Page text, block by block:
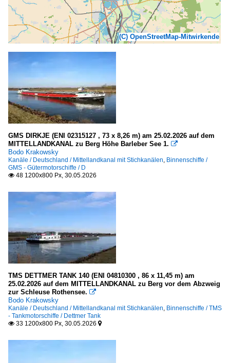
(C) OpenStreetMap-Mitwirkende
GMS DIRKJE (ENI 02315127 , 73 x 8,26 m) am 25.02.2026 auf dem
MITTELLANDKANAL zu Berg Höhe Barleber See 1. 
Bodo Krakowsky
Kanäle / Deutschland / Mittellandkanal mit Stichkanälen, Binnenschiffe /
GMS - Gütermotorschiffe / D
 48 1200x800 Px, 30.05.2026
TMS DETTMER TANK 140 (ENI 04810300 , 86 x 11,45 m) am
25.02.2026 auf dem MITTELLANDKANAL zu Berg vor dem Abzweig
zur Schleuse Rothensee. 
Bodo Krakowsky
Kanäle / Deutschland / Mittellandkanal mit Stichkanälen, Binnenschiffe / TMS
- Tankmotorschiffe / Dettmer Tank
 33 1200x800 Px, 30.05.2026 